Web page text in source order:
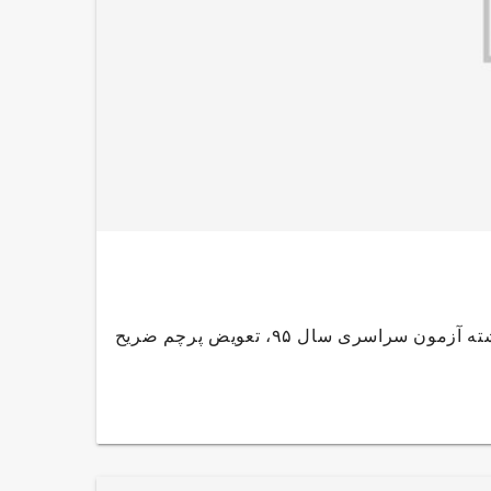
اخبار مشروح ۹، ۲۳ مرداد ۹۵اولین مدال طلا، آغاز روند انتخاب رشته آزمون سراسری سال ۹۵، تعویض پرچم ضریح